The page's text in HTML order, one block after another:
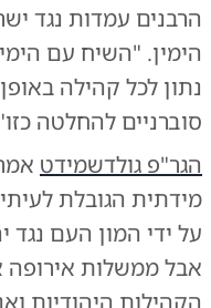
הרבנים עמדות נגד
הימין. "השיח עם
נתון לכל קהילה
סוברניים להחלטה
הגר"פ גולדשמידט
מידתית הגובלת
על ידי המון העם נגד
אבל ממשלות אירופה
הקהילות היהודיות